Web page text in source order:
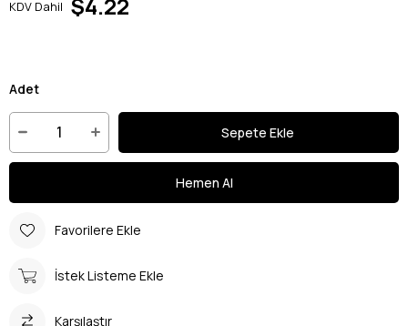
KDV Dahil
Adet
Favorilere Ekle
İstek Listeme Ekle
Karşılaştır